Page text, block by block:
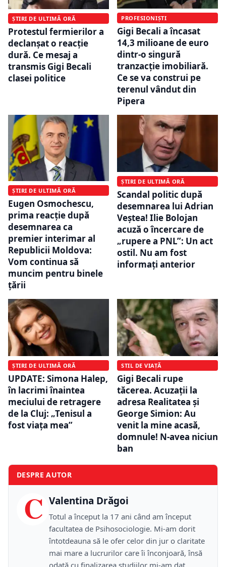
ȘTIRI DE ULTIMĂ ORĂ
Protestul fermierilor a
declanșat o reacție
dură. Ce mesaj a
transmis Gigi Becali
clasei politice
PROFESIONIȘTI
Gigi Becali a încasat
14,3 milioane de euro
dintr-o singură
tranzacție imobiliară.
Ce se va construi pe
terenul vândut din
Pipera
ȘTIRI DE ULTIMĂ ORĂ
Eugen Osmochescu,
prima reacție după
desemnarea ca
premier interimar al
Republicii Moldova:
Vom continua să
muncim pentru binele
țării
ȘTIRI DE ULTIMĂ ORĂ
Scandal politic după
desemnarea lui Adrian
Veștea! Ilie Bolojan
acuză o încercare de
„rupere a PNL”: Un act
ostil. Nu am fost
informaţi anterior
ȘTIRI DE ULTIMĂ ORĂ
UPDATE: Simona Halep,
în lacrimi înaintea
meciului de retragere
de la Cluj: „Tenisul a
fost viața mea”
STIL DE VIAȚĂ
Gigi Becali rupe
tăcerea. Acuzații la
adresa Realitatea și
George Simion: Au
venit la mine acasă,
domnule! N-avea niciun
ban
DESPRE AUTOR
C Valentina Drăgoi
Totul a început la 17 ani când am început
facultatea de Psihosociologie. Mi-am dorit
întotdeauna să le ofer celor din jur o claritate
mai mare a lucrurilor care îi înconjoară, însă
odată cu finalizarea studiilor mi-am dat